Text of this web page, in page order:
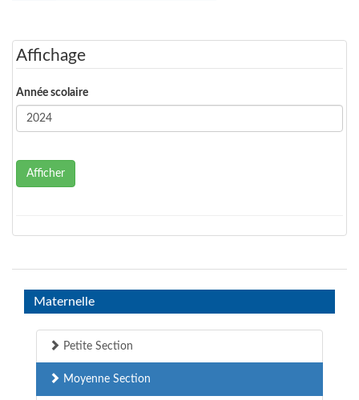
Affichage
Année scolaire
Afficher
Maternelle
Petite Section
Moyenne Section